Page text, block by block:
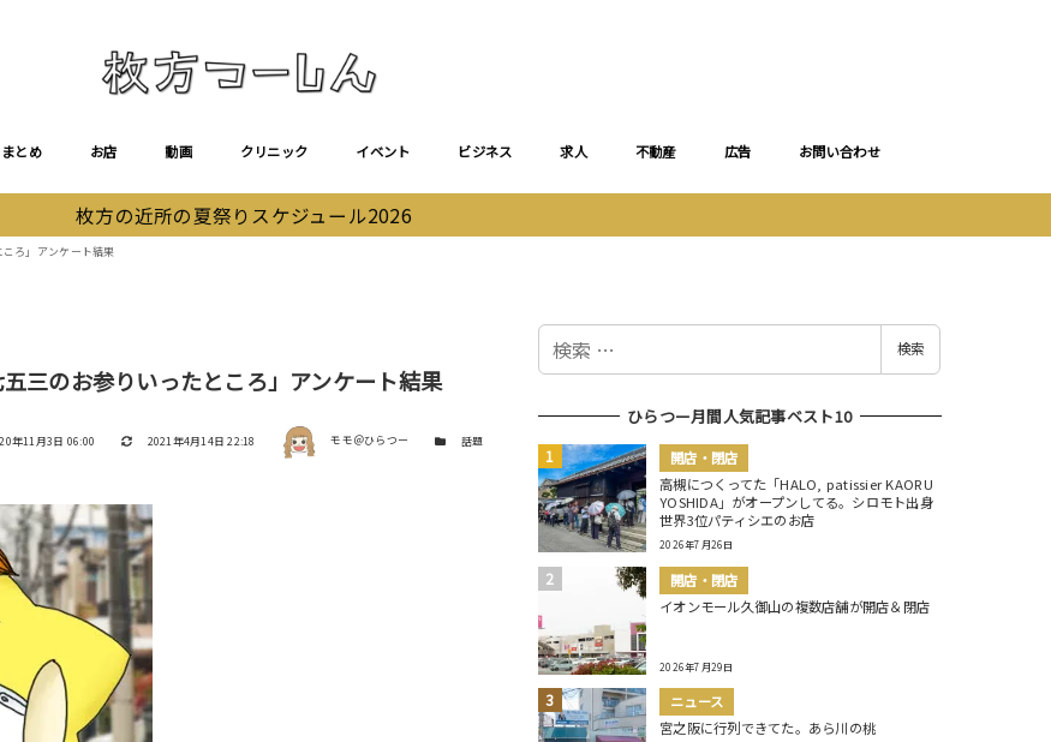
まとめ お店 動画 クリニック イベント ビジネス 求人 不動産 広告 お問い合わせ
枚方の近所の夏祭りスケジュール2026
ろ」アンケート結果
三のお参りいったところ」アンケート結果
日年11月3日 06:00 更新日
2021年4月14日 22:18 著者 モモ＠ひらつー カテゴリー
話題
検
検索
ひらつー月間人気記事ベスト10
開店・閉店
高槻につくってた「HALO, patissier KAORU
YOSHIDA」がオープンしてる。シロモト出身
世界3位パティシエのお店
2026年7月26日
開店・閉店
イオンモール久御山の複数店舗が開店＆閉店
2026年7月29日
ニュース
宮之阪に行列できてた。あら川の桃